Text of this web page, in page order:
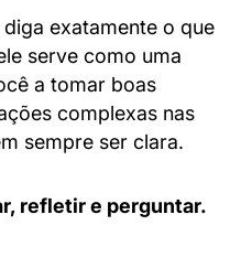
exatamente o que
serve como uma
a tomar boas
complexas nas
sempre ser clara.
refletir e perguntar.